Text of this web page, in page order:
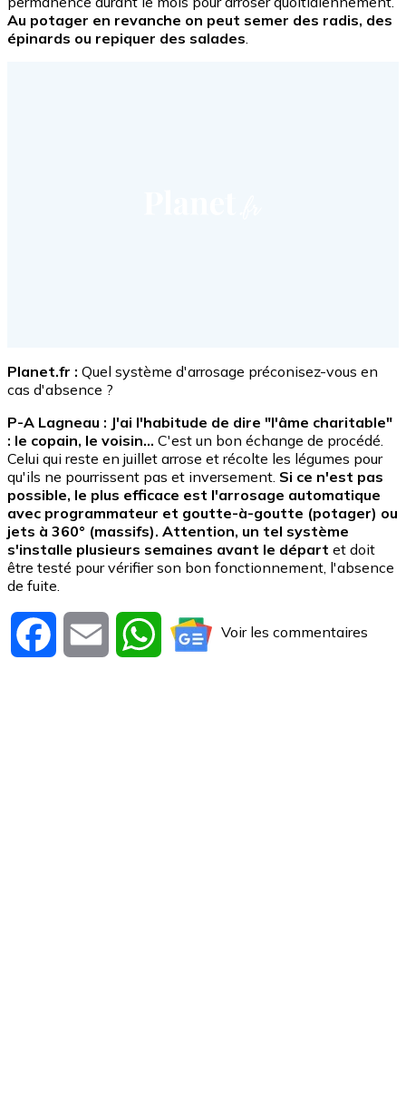
Au potager en revanche on peut semer des radis, des
épinards ou repiquer des salades.
Planet.fr : Quel système d'arrosage préconisez-vous en
cas d'absence ?
P-A Lagneau : J'ai l'habitude de dire "l'âme charitable"
: le copain, le voisin... C'est un bon échange de procédé.
Celui qui reste en juillet arrose et récolte les légumes pour
qu'ils ne pourrissent pas et inversement. Si ce n'est pas
possible, le plus efficace est l'arrosage automatique
avec programmateur et goutte-à-goutte (potager) ou
jets à 360° (massifs). Attention, un tel système
s'installe plusieurs semaines avant le départ et doit
être testé pour vérifier son bon fonctionnement, l'absence
de fuite.
Facebook Email WhatsAppVoir les commentaires